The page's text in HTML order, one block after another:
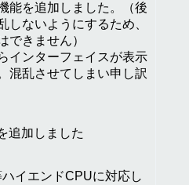
能を追加しました。（後
しないようにするため、
できません）
インターフェイスが表示
混乱させてしまい申し訳
追加しました
イエンドCPUに対応し